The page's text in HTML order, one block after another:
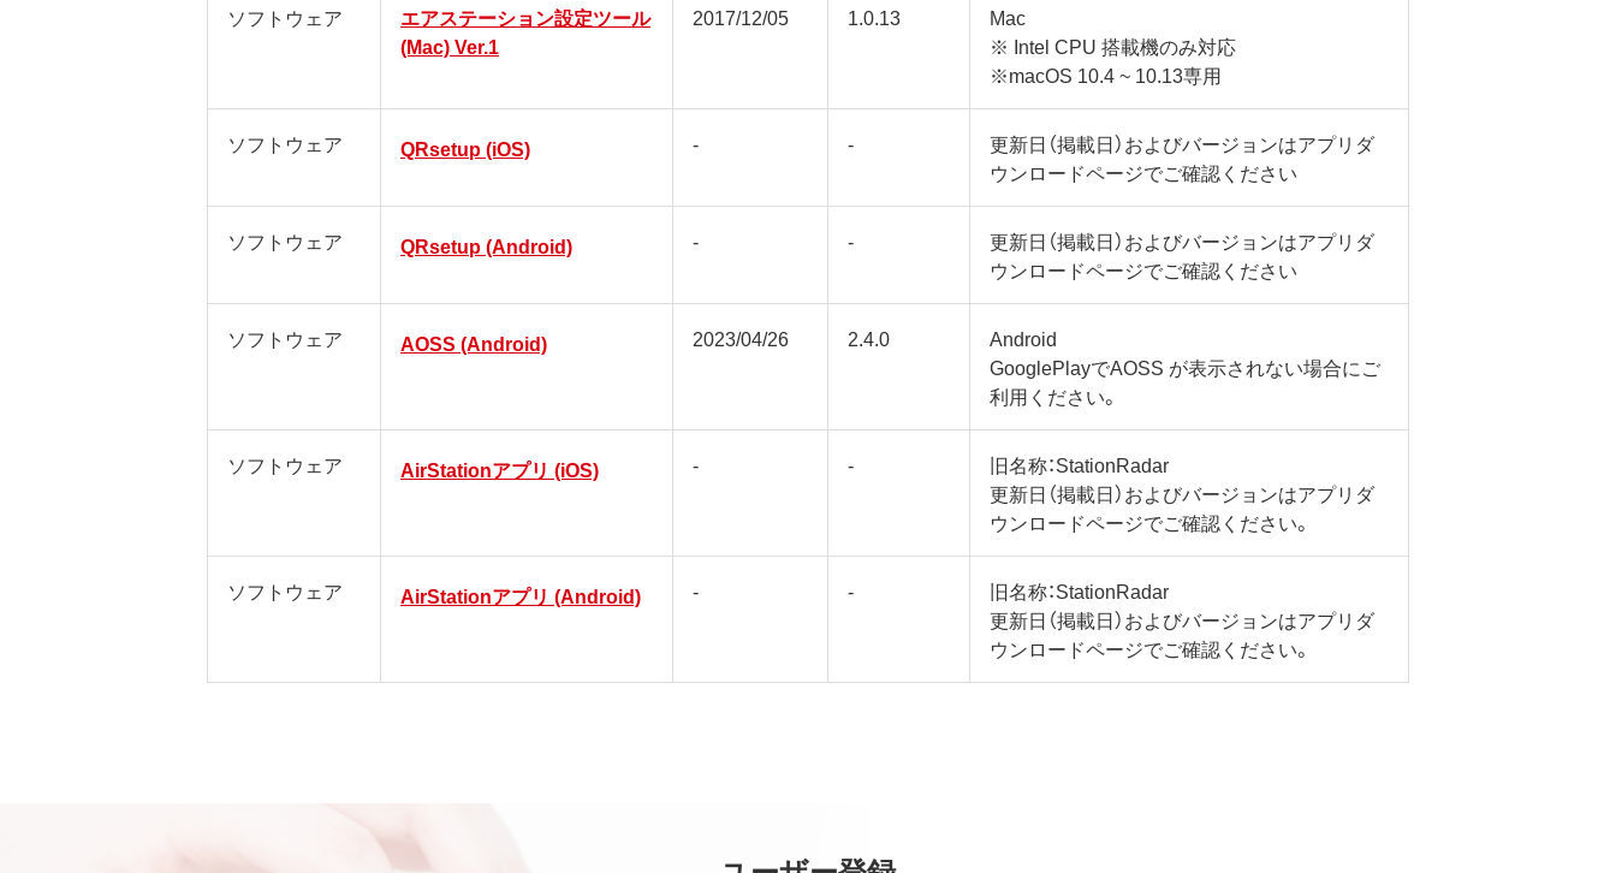
ソフトウェア
エアステーション設定ツール
(Mac) Ver.1
2017/12/05 1.0.13
Mac
※ Intel CPU 搭載機のみ対応
※macOS 10.4 ~ 10.13専用
ソフトウェア QRsetup (iOS) - -
更新日（掲載日）およびバージョンはアプリダ
ウンロードページでご確認ください
ソフトウェア QRsetup (Android) - -
更新日（掲載日）およびバージョンはアプリダ
ウンロードページでご確認ください
ソフトウェア AOSS (Android) 2023/04/26 2.4.0
Android
GooglePlayでAOSS が表示されない場合にご
利用ください。
ソフトウェア AirStationアプリ (iOS) - -
旧名称：StationRadar
更新日（掲載日）およびバージョンはアプリダ
ウンロードページでご確認ください。
ソフトウェア AirStationアプリ (Android) - -
旧名称：StationRadar
更新日（掲載日）およびバージョンはアプリダ
ウンロードページでご確認ください。